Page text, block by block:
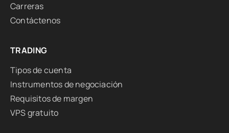
Carreras
Contáctenos
TRADING
Tipos de cuenta
Instrumentos de negociación
Requisitos de margen
VPS gratuito